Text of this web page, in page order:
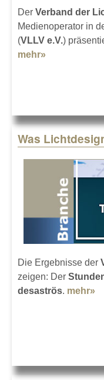
Der Verband der
Medienoperator in
(VLLV e.V.)
mehr»
Was
Die Ergebnisse der
zeigen: Der
desaströs. mehr»